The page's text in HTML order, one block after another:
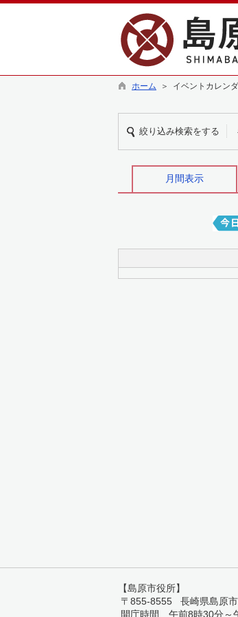
ホーム ＞ イベントカレン
絞り込み検索をする
月間表示
【島原市役所】
〒855-8555 長崎県島原
開庁時間 午前8時30分～